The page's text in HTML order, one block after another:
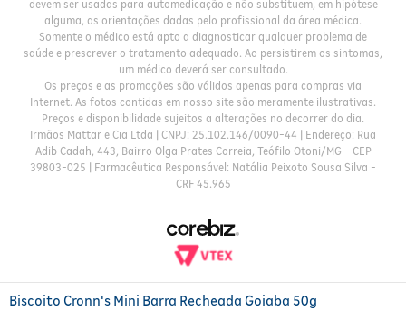
Biscoito Cronn's Mini Barra Recheada Goiaba 50g
devem ser usadas para automedicação e não substituem, em hipótese
alguma, as orientações dadas pelo profissional da área médica.
Somente o médico está apto a diagnosticar qualquer problema de
saúde e prescrever o tratamento adequado. Ao persistirem os sintomas,
um médico deverá ser consultado.
Os preços e as promoções são válidos apenas para compras via
Internet. As fotos contidas em nosso site são meramente ilustrativas.
Preços e disponibilidade sujeitos a alterações no decorrer do dia.
Irmãos Mattar e Cia Ltda | CNPJ: 25.102.146/0090-44 | Endereço: Rua
Adib Cadah, 443, Bairro Olga Prates Correia, Teófilo Otoni/MG - CEP
39803-025 | Farmacêutica Responsável: Natália Peixoto Sousa Silva -
CRF 45.965